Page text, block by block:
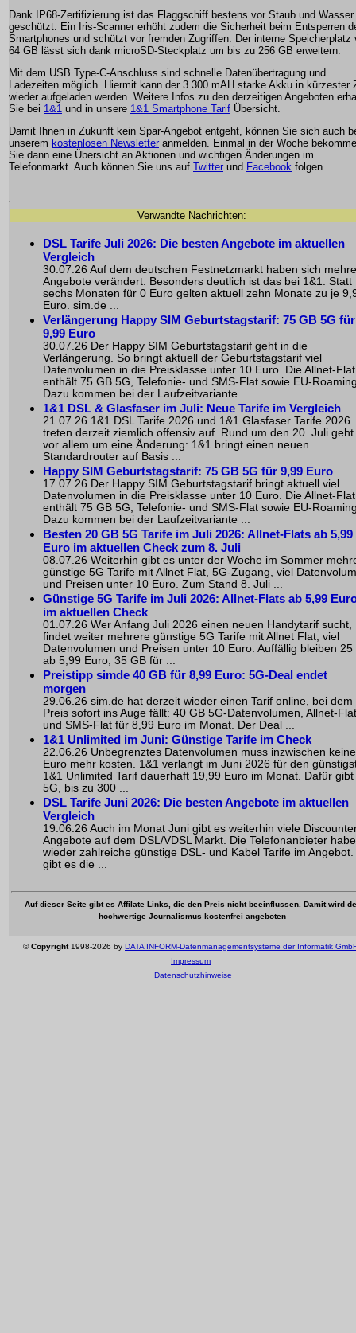
Dank IP68-Zertifizierung ist das Flaggschiff bestens vor Staub und Wasser
geschützt. Ein Iris-Scanner erhöht zudem die Sicherheit beim Entsperren
Smartphones und schützt vor fremden Zugriffen. Der interne Speicherplatz
64 GB lässt sich dank microSD-Steckplatz um bis zu 256 GB erweitern.
Mit dem USB Type-C-Anschluss sind schnelle Datenübertragung und
Ladezeiten möglich. Hiermit kann der 3.300 mAH starke Akku in kürzester
wieder aufgeladen werden. Weitere Infos zu den derzeitigen Angeboten
Sie bei 1&1 und in unsere 1&1 Smartphone Tarif Übersicht.
Damit Ihnen in Zukunft kein Spar-Angebot entgeht, können Sie sich auch
unserem kostenlosen Newsletter anmelden. Einmal in der Woche
Sie dann eine Übersicht an Aktionen und wichtigen Änderungen im
Telefonmarkt. Auch können Sie uns auf Twitter und Facebook folgen.
Verwandte Nachrichten:
DSL Tarife Juli 2026: Die besten Angebote im aktuellen
Vergleich
30.07.26 Auf dem deutschen Festnetzmarkt haben sich
Angebote verändert. Besonders deutlich ist das bei 1&1: Statt
sechs Monaten für 0 Euro gelten aktuell zehn Monate zu je
Euro. sim.de ...
Verlängerung Happy SIM Geburtstagstarif: 75 GB 5G für
9,99 Euro
30.07.26 Der Happy SIM Geburtstagstarif geht in die
Verlängerung. So bringt aktuell der Geburtstagstarif viel
Datenvolumen in die Preisklasse unter 10 Euro. Die Allnet-Flat
enthält 75 GB 5G, Telefonie- und SMS-Flat sowie EU-
Dazu kommen bei der Laufzeitvariante ...
1&1 DSL & Glasfaser im Juli: Neue Tarife im Vergleich
21.07.26 1&1 DSL Tarife 2026 und 1&1 Glasfaser Tarife 2026
treten derzeit ziemlich offensiv auf. Rund um den 20. Juli geht
vor allem um eine Änderung: 1&1 bringt einen neuen
Standardrouter auf Basis ...
Happy SIM Geburtstagstarif: 75 GB 5G für 9,99 Euro
17.07.26 Der Happy SIM Geburtstagstarif bringt aktuell viel
Datenvolumen in die Preisklasse unter 10 Euro. Die Allnet-Flat
enthält 75 GB 5G, Telefonie- und SMS-Flat sowie EU-
Dazu kommen bei der Laufzeitvariante ...
Besten 20 GB 5G Tarife im Juli 2026: Allnet-Flats ab 5,99
Euro im aktuellen Check zum 8. Juli
08.07.26 Weiterhin gibt es unter der Woche im Sommer
günstige 5G Tarife mit Allnet Flat, 5G-Zugang, viel
und Preisen unter 10 Euro. Zum Stand 8. Juli ...
Günstige 5G Tarife im Juli 2026: Allnet-Flats ab 5,99
im aktuellen Check
01.07.26 Wer Anfang Juli 2026 einen neuen Handytarif sucht,
findet weiter mehrere günstige 5G Tarife mit Allnet Flat, viel
Datenvolumen und Preisen unter 10 Euro. Auffällig bleiben 25
ab 5,99 Euro, 35 GB für ...
Preistipp simde 40 GB für 8,99 Euro: 5G-Deal endet
morgen
29.06.26 sim.de hat derzeit wieder einen Tarif online, bei dem
Preis sofort ins Auge fällt: 40 GB 5G-Datenvolumen, Allnet-Flat
und SMS-Flat für 8,99 Euro im Monat. Der Deal ...
1&1 Unlimited im Juni: Günstige Tarife im Check
22.06.26 Unbegrenztes Datenvolumen muss inzwischen
Euro mehr kosten. 1&1 verlangt im Juni 2026 für den
1&1 Unlimited Tarif dauerhaft 19,99 Euro im Monat. Dafür gibt
5G, bis zu 300 ...
DSL Tarife Juni 2026: Die besten Angebote im aktuellen
Vergleich
19.06.26 Auch im Monat Juni gibt es weiterhin viele
Angebote auf dem DSL/VDSL Markt. Die Telefonanbieter
wieder zahlreiche günstige DSL- und Kabel Tarife im Angebot.
gibt es die ...
Auf dieser Seite gibt es Affilate Links, die den Preis nicht beeinflussen. Damit wird
hochwertige Journalismus kostenfrei angeboten
©Copyright1998-2026 by DATA INFORM-Datenmanagementsysteme der Informatik
Impressum
Datenschutzhinweise